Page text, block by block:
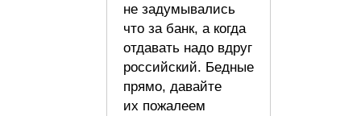
не задумывались
что за банк, а когда
отдавать надо вдруг
российский. Бедные
прямо, давайте
их пожалеем